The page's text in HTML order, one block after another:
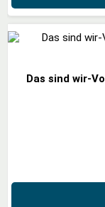
Das sind wir-